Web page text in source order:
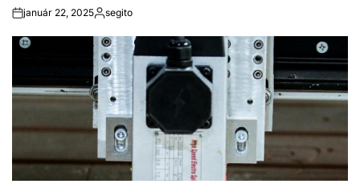
onjanuár 22, 2025Posted
segito